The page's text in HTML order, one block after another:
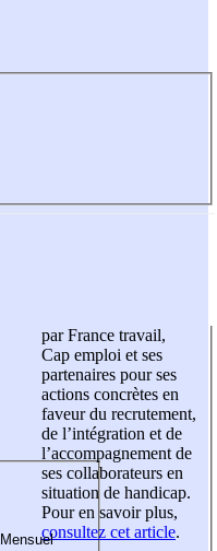
par France travail,
Cap emploi et ses
partenaires pour ses
actions concrètes en
faveur du recrutement,
de l’intégration et de
l’accompagnement de
ses collaborateurs en
situation de handicap.
Pour en savoir plus,
consultez cet article.